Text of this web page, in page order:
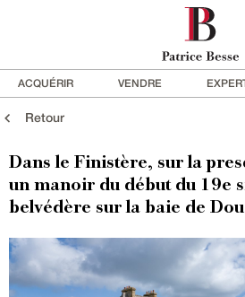
ACQUÉRIR VENDRE
Retour
Dans le Finistère, sur la
un manoir du début du 19e
belvédère sur la baie de